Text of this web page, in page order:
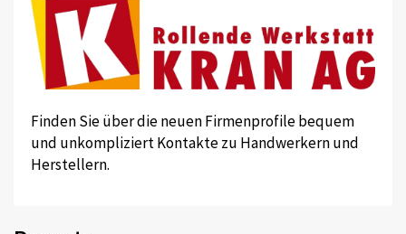
Finden Sie über die neuen Firmenprofile bequem
und unkompliziert Kontakte zu Handwerkern und
Herstellern.